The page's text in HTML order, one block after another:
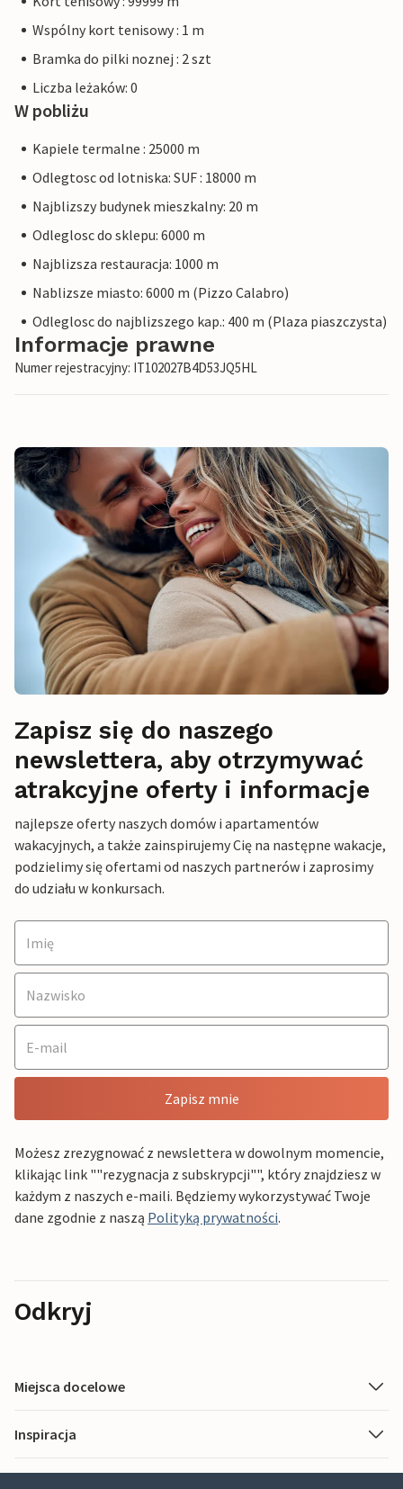
Wspólny kort tenisowy : 1 m
Bramka do pilki noznej : 2 szt
Liczba leżaków: 0
W pobliżu
Kapiele termalne : 25000 m
Odlegtosc od lotniska: SUF : 18000 m
Najblizszy budynek mieszkalny: 20 m
Odleglosc do sklepu: 6000 m
Najblizsza restauracja: 1000 m
Nablizsze miasto: 6000 m (Pizzo Calabro)
Odleglosc do najblizszego kap.: 400 m (Plaza piaszczysta)
Informacje prawne
Numer rejestracyjny: IT102027B4D53JQ5HL
Zapisz się do naszego
newslettera, aby otrzymywać
atrakcyjne oferty i informacje
najlepsze oferty naszych domów i apartamentów
wakacyjnych, a także zainspirujemy Cię na następne wakacje,
podzielimy się ofertami od naszych partnerów i zaprosimy
do udziału w konkursach.
Zapisz mnie
Możesz zrezygnować z newslettera w dowolnym momencie,
klikając link ""rezygnacja z subskrypcji"", który znajdziesz w
każdym z naszych e-maili. Będziemy wykorzystywać Twoje
dane zgodnie z naszą Polityką prywatności.
Odkryj
Miejsca docelowe
Inspiracja